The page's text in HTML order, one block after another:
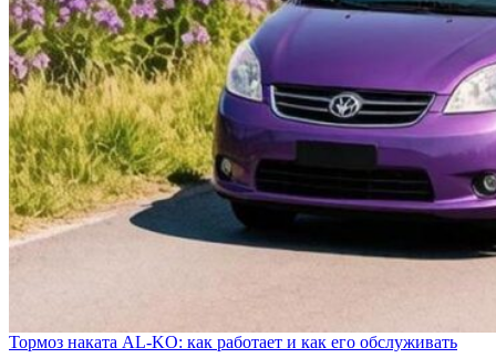
Тормоз наката AL-KO: как работает и как его обслуживать